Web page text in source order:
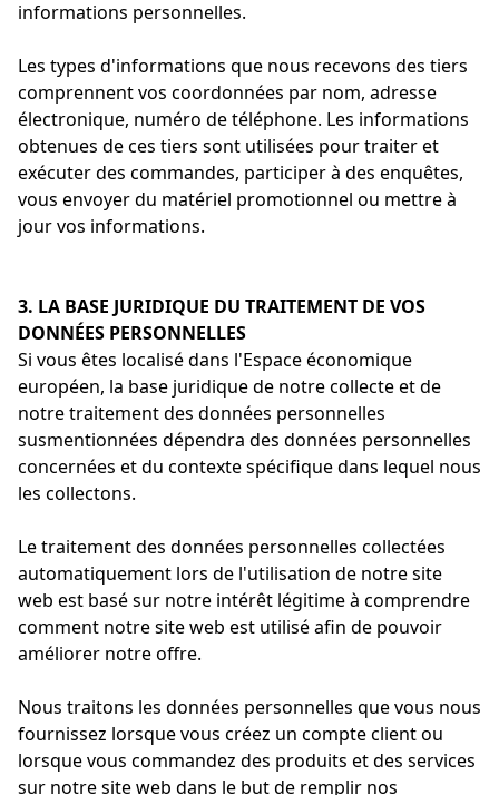
informations personnelles.
Les types d'informations que nous recevons des tiers
comprennent vos coordonnées par nom, adresse
électronique, numéro de téléphone. Les informations
obtenues de ces tiers sont utilisées pour traiter et
exécuter des commandes, participer à des enquêtes,
vous envoyer du matériel promotionnel ou mettre à
jour vos informations.
3. LA BASE JURIDIQUE DU TRAITEMENT DE VOS
DONNÉES PERSONNELLES
Si vous êtes localisé dans l'Espace économique
européen, la base juridique de notre collecte et de
notre traitement des données personnelles
susmentionnées dépendra des données personnelles
concernées et du contexte spécifique dans lequel nous
les collectons.
Le traitement des données personnelles collectées
automatiquement lors de l'utilisation de notre site
web est basé sur notre intérêt légitime à comprendre
comment notre site web est utilisé afin de pouvoir
améliorer notre offre.
Nous traitons les données personnelles que vous nous
fournissez lorsque vous créez un compte client ou
lorsque vous commandez des produits et des services
sur notre site web dans le but de remplir nos